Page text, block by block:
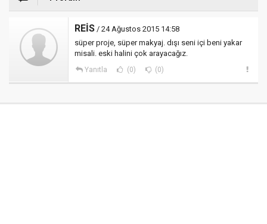
REİS / 24 Ağustos 2015 14:58
süper proje, süper makyaj. dışı seni içi beni yakar
misali. eski halini çok arayacağız.
Yanıtla (0) (0)